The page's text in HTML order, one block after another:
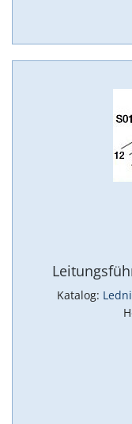
Katalog: